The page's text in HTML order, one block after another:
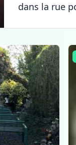
dans la rue